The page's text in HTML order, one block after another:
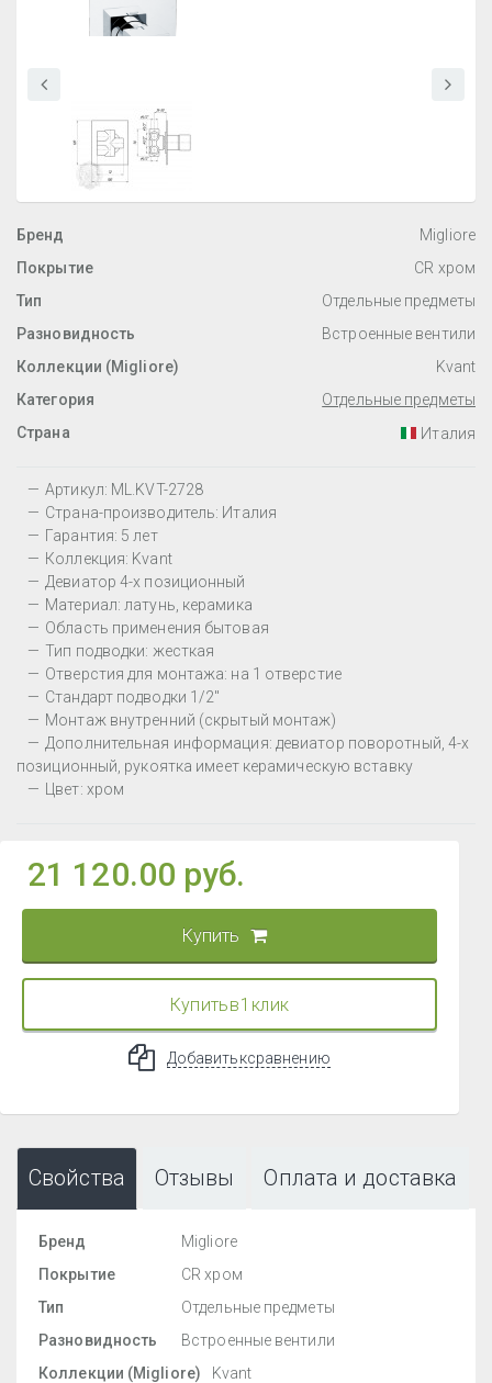
Бренд
Migliore
Покрытие
CR хром
Тип
Отдельные предметы
Разновидность
Встроенные вентили
Коллекции (Migliore)
Kvant
Категория
Отдельные предметы
Страна
Италия
Артикул: ML.KVT-2728
Страна-производитель: Италия
Гарантия: 5 лет
Коллекция: Kvant
Девиатор 4-х позиционный
Материал: латунь, керамика
Область применения бытовая
Тип подводки: жесткая
Отверстия для монтажа: на 1 отверстие
Стандарт подводки 1/2"
Монтаж внутренний (скрытый монтаж)
Дополнительная информация: девиатор поворотный, 4-х
позиционный, рукоятка имеет керамическую вставку
Цвет: хром
21 120.00 руб.
Купить
Купить в 1 клик
Добавить к сравнению
Свойства Отзывы Оплата и доставка
Бренд
Migliore
Покрытие
CR хром
Тип
Отдельные предметы
Разновидность
Встроенные вентили
Коллекции (Migliore)
Kvant